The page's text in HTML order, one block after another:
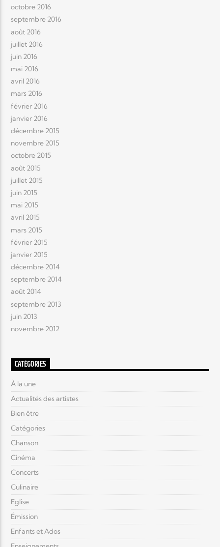
octobre 2016
septembre 2016
août 2016
juillet 2016
juin 2016
mai 2016
avril 2016
mars 2016
février 2016
janvier 2016
décembre 2015
novembre 2015
octobre 2015
août 2015
juillet 2015
juin 2015
mai 2015
avril 2015
mars 2015
février 2015
janvier 2015
décembre 2014
septembre 2014
août 2014
septembre 2013
juin 2013
novembre 2012
CATÉGORIES
À la une
Actualités des artistes
Bien être
Catégories
Chanson
Cinéma
Concerts
Culinaire
Eglise
Émission
Enfants et Ados